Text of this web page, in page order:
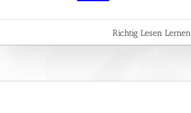
Richtig Lesen Lernen